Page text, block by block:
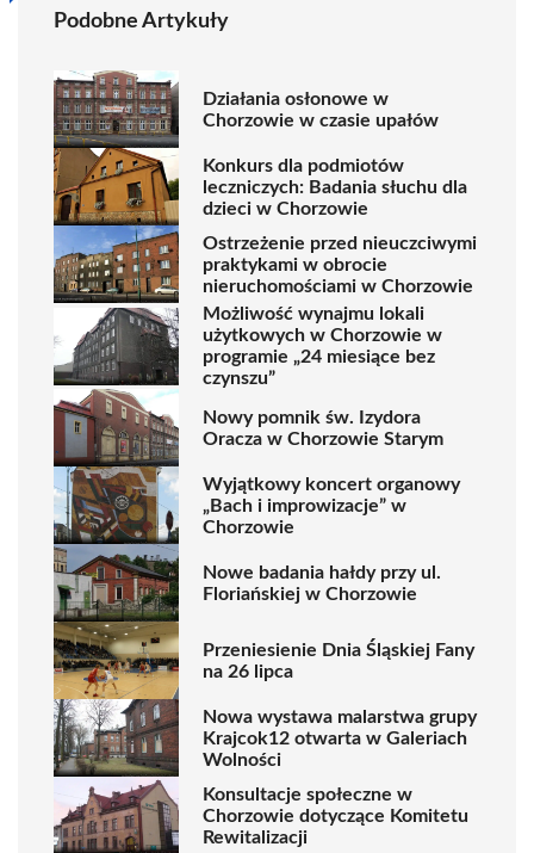
Podobne Artykuły
Działania osłonowe w
Chorzowie w czasie upałów
Konkurs dla podmiotów
leczniczych: Badania słuchu dla
dzieci w Chorzowie
Ostrzeżenie przed nieuczciwymi
praktykami w obrocie
nieruchomościami w Chorzowie
Możliwość wynajmu lokali
użytkowych w Chorzowie w
programie „24 miesiące bez
czynszu”
Nowy pomnik św. Izydora
Oracza w Chorzowie Starym
Wyjątkowy koncert organowy
„Bach i improwizacje” w
Chorzowie
Nowe badania hałdy przy ul.
Floriańskiej w Chorzowie
Przeniesienie Dnia Śląskiej Fany
na 26 lipca
Nowa wystawa malarstwa grupy
Krajcok12 otwarta w Galeriach
Wolności
Konsultacje społeczne w
Chorzowie dotyczące Komitetu
Rewitalizacji